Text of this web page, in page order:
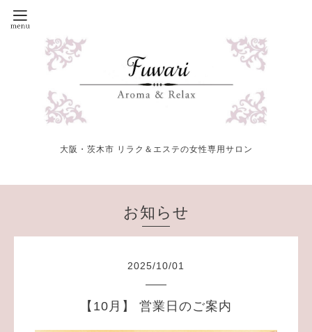
大阪・茨木市 リラク＆エステの女性専用サロン
お知らせ
2025/10/01
【10月】 営業日のご案内